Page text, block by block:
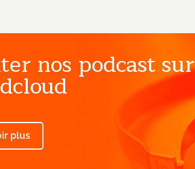
nos podcast sur
plus